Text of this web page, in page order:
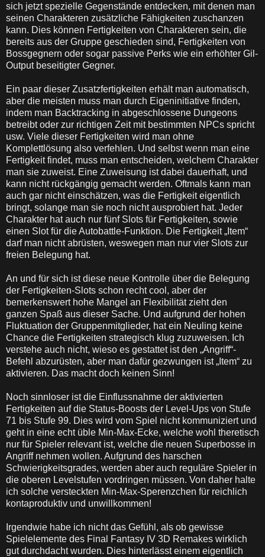
sich jetzt spezielle Gegenstände entdecken, mit denen man
seinen Charakteren zusätzliche Fähigkeiten zuschanzen
kann. Dies können Fertigkeiten von Charakteren sein, die
bereits aus der Gruppe geschieden sind, Fertigkeiten von
Bossgegnern oder sogar passive Perks wie ein erhöhter Gil-
Output beseitigter Gegner.
Ein paar dieser Zusatzfertigkeiten erhält man automatisch,
aber die meisten muss man durch Eigeninitiative finden,
indem man Backtracking in abgeschlossene Dungeons
betreibt oder zur richtigen Zeit mit bestimmten NPCs spricht
usw. Viele dieser Fertigkeiten wird man ohne
Komplettlösung also verfehlen. Und selbst wenn man eine
Fertigkeit findet, muss man entscheiden, welchem Charakter
man sie zuweist. Eine Zuweisung ist dabei dauerhaft, und
kann nicht rückgängig gemacht werden. Oftmals kann man
auch gar nicht einschätzen, was die Fertigkeit eigentlich
bringt, solange man sie noch nicht ausprobiert hat. Jeder
Charakter hat auch nur fünf Slots für Fertigkeiten, sowie
einen Slot für die Autobattle-Funktion. Die Fertigkeit „Item“
darf man nicht abrüsten, weswegen man nur vier Slots zur
freien Belegung hat.
An und für sich ist diese neue Kontrolle über die Belegung
der Fertigkeiten-Slots schon recht cool, aber der
bemerkenswert hohe Mangel an Flexibilität zieht den
ganzen Spaß aus dieser Sache. Und aufgrund der hohen
Fluktuation der Gruppenmitglieder, hat ein Neuling keine
Chance die Fertigkeiten strategisch klug zuzuweisen. Ich
verstehe auch nicht, wieso es gestattet ist den „Angriff“-
Befehl abzurüsten, aber man dafür gezwungen ist „Item“ zu
aktivieren. Das macht doch keinen Sinn!
Noch sinnloser ist die Einflussnahme der aktivierten
Fertigkeiten auf die Status-Boosts der Level-Ups von Stufe
71 bis Stufe 99. Dies wird vom Spiel nicht kommuniziert und
geht in eine echt üble Min-Max-Ecke, welche wohl theretisch
nur für Spieler relevant ist, welche die neuen Superbosse in
Angriff nehmen wollen. Aufgrund des harschen
Schwierigkeitsgrades, werden aber auch reguläre Spieler in
die oberen Levelstufen vordringen müssen. Von daher halte
ich solche versteckten Min-Max-Sperenzchen für reichlich
kontaproduktiv und unwillkommen!
Irgendwie habe ich nicht das Gefühl, als ob gewisse
Spielelemente des Final Fantasy IV 3D Remakes wirklich
gut durchdacht wurden. Dies hinterlässt einem eigentlich